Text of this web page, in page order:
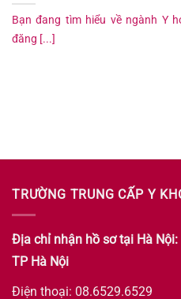
Bạn đang tìm hiểu về ngành Y
đăng [...]
TRƯỜNG TRUNG CẤP Y
Địa chỉ nhận hồ sơ tại Hà
TP Hà Nội
Điện thoại: 08.6529.6529